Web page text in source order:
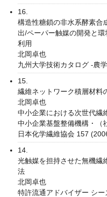
16.
構造性糖鎖の非水系酵素合
出/ペーパー触媒の開発と
利用
北岡卓也
九州大学技術カタログ -農
15.
繊維ネットワーク積層材料
北岡卓也
中小企業における次世代繊
中小企業基盤整備機構・（
日本化学繊維協会 157
14.
光触媒を担持させた無機繊
法
北岡卓也
特許流通アドバイザー シ